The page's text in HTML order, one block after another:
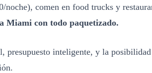
noche), comen en food trucks y
Miami con todo paquetizado.
presupuesto inteligente, y la